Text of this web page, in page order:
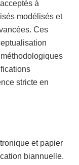
à
modélisés et
Ces
stricte en
et papier
biannuelle.